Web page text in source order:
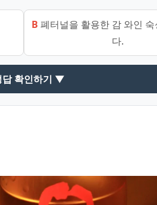
B 폐터널을 활용한 감 와인
다.
답 확인하기 ▼